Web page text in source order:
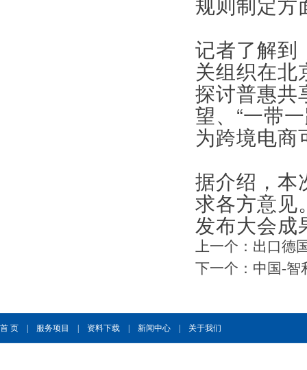
记者了解到
关组织在北
探讨普惠共
望、“一带
为跨境电商
据介绍，本
求各方意见
发布大会成
上一个： 出口德
下一个： 中国-智
首 页 服务项目 资料下载 新闻中心 关于我们